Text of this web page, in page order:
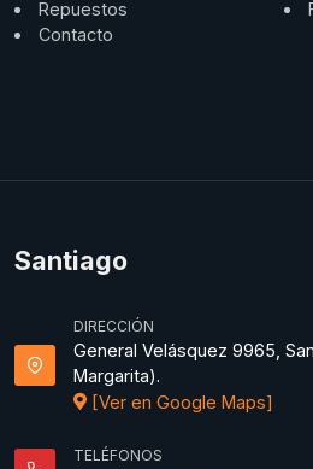
Repuestos
Contacto
Santiago
DIRECCIÓN
General Velásquez 9965,
Margarita).
[Ver en Google Maps]
TELÉFONOS